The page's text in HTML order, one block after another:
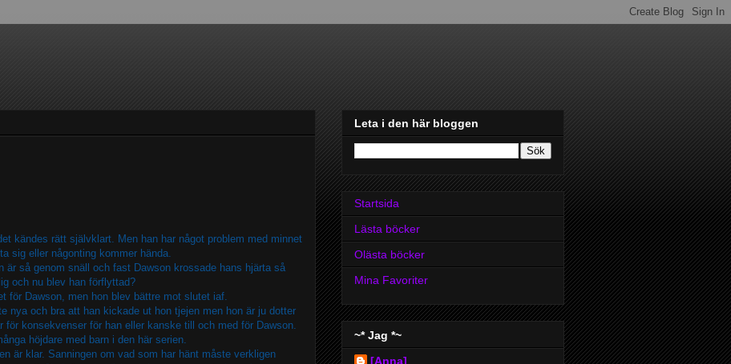
kändes rätt självklart. Men han har något problem med minnet
sig eller någonting kommer hända.
är så genom snäll och fast Dawson krossade hans hjärta så
och nu blev han förflyttad?
för Dawson, men hon blev bättre mot slutet iaf.
nya och bra att han kickade ut hon tjejen men hon är ju dotter
konsekvenser för han eller kanske till och med för Dawson.
höjdare med barn i den här serien.
är klar. Sanningen om vad som har hänt måste verkligen
Leta i den här bloggen
Startsida
Lästa böcker
Olästa böcker
Mina Favoriter
~* Jag *~
[Anna]